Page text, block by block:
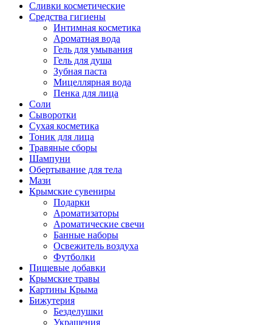
Сливки косметические
Средства гигиены
Интимная косметика
Ароматная вода
Гель для умывания
Гель для душа
Зубная паста
Мицеллярная вода
Пенка для лица
Соли
Сыворотки
Сухая косметика
Тоник для лица
Травяные сборы
Шампуни
Обертывание для тела
Мази
Крымские сувениры
Подарки
Ароматизаторы
Ароматические свечи
Банные наборы
Освежитель воздуха
Футболки
Пищевые добавки
Крымские травы
Картины Крыма
Бижутерия
Безделушки
Украшения